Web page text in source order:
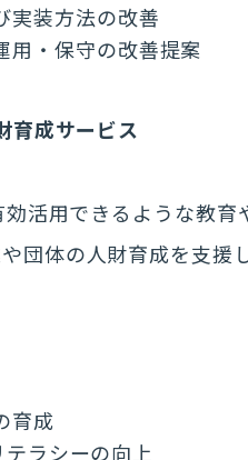
実装方法の改善
用・保守の改善提案
成サービス
活用できるような教育
団体の人財育成を支援し
育成
ラシーの向上